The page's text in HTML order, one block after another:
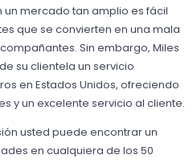
mercado tan amplio es fácil
que se convierten en una mala
Sin embargo, Miles
su clientela un servicio
en Estados Unidos, ofreciendo
y un excelente servicio al cliente.
usted puede encontrar un
en cualquiera de los 50